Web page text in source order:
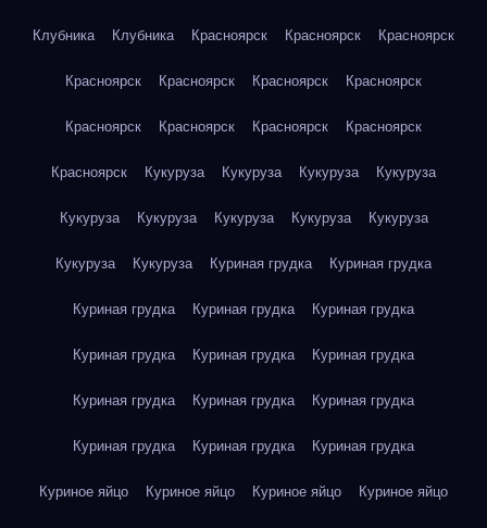
Клубника Клубника Красноярск Красноярск Красноярск
Красноярск Красноярск Красноярск Красноярск
Красноярск Красноярск Красноярск Красноярск
Красноярск Кукуруза Кукуруза Кукуруза Кукуруза
Кукуруза Кукуруза Кукуруза Кукуруза Кукуруза
Кукуруза Кукуруза Куриная грудка Куриная грудка
Куриная грудка Куриная грудка Куриная грудка
Куриная грудка Куриная грудка Куриная грудка
Куриная грудка Куриная грудка Куриная грудка
Куриная грудка Куриная грудка Куриная грудка
Куриное яйцо Куриное яйцо Куриное яйцо Куриное яйцо